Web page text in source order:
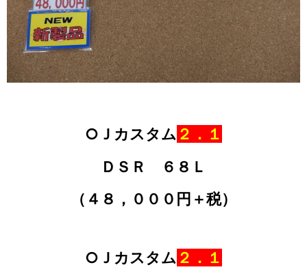
○Ｊカスタム ２．１
ＤＳＲ ６８Ｌ
（４８，０００円＋税）
○Ｊカスタム ２．１